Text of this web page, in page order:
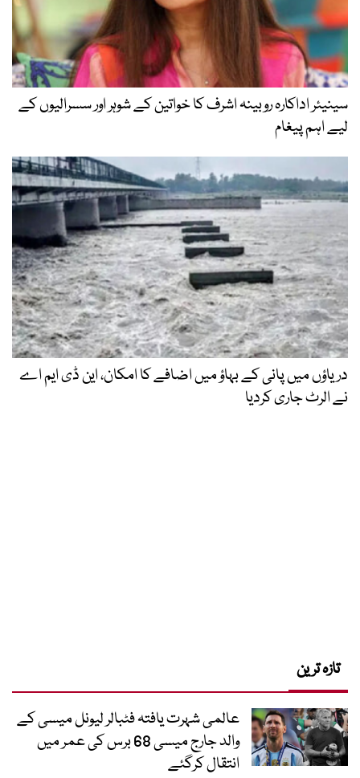
سینیئر اداکارہ روبینہ اشرف کا خواتین کے شوہر اور سسرالیوں کے
لیے اہم پیغام
دریاؤں میں پانی کے بہاؤ میں اضافے کا امکان، این ڈی ایم اے
نے الرٹ جاری کردیا
تازہ ترین
عالمی شہرت یافتہ فٹبالر لیونل میسی کے
والد جارج میسی 68 برس کی عمر میں
انتقال کرگئے